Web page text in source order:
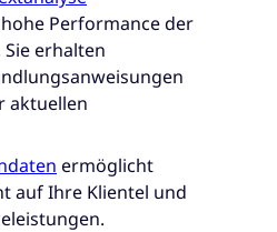
Performance der
erhalten
aktuellen
ermöglicht
auf Ihre Klientel und